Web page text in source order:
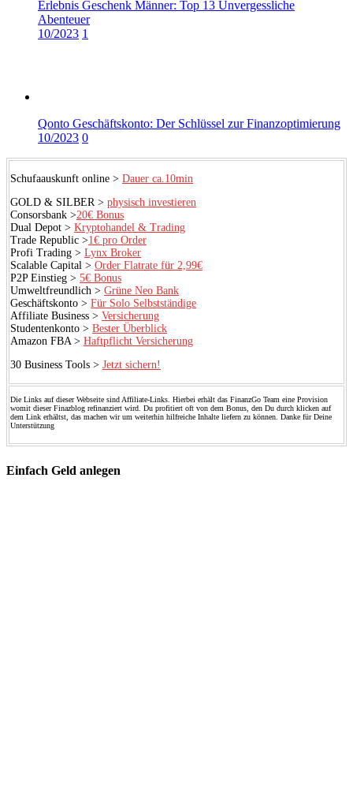
Erlebnis Geschenk Männer: Top 13 Unvergessliche
Abenteuer
10/2023 1
Qonto Geschäftskonto: Der Schlüssel zur Finanzoptimierung
10/2023 0
Schufaauskunft online > Dauer ca.10min
GOLD & SILBER > physisch investieren
Consorsbank >20€ Bonus
Dual Depot > Kryptohandel & Trading
Trade Republic >1€ pro Order
Profi Trading > Lynx Broker
Scalable Capital > Order Flatrate für 2,99€
P2P Einstieg > 5€ Bonus
Umweltfreundlich > Grüne Neo Bank
Geschäftskonto > Für Solo Selbstständige
Affiliate Business > Versicherung
Studentenkonto > Bester Überblick
Amazon FBA > Haftpflicht Versicherung
30 Business Tools > Jetzt sichern!
Die Links auf dieser Webseite sind Affiliate-Links. Hierbei erhält das FinanzGo Team eine Provision
womit dieser Finazblog refinanziert wird. Du profitiert oft von dem Bonus, den Du durch klicken auf
dem Link erhältst, das machen wir um weiterhin hilfreiche Inhalte liefern zu können. Danke für Deine
Unterstützung
Einfach Geld anlegen